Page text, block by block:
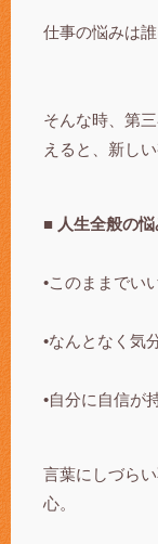
仕事の悩みは
そんな時、第
えると、新し
■ 人生全般の悩
•このままでい
•なんとなく気
•自分に自信が
言葉にしづら
心。